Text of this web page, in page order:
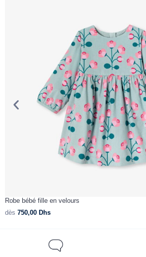
Robe bébé fille en velours
dès 750,00 Dhs